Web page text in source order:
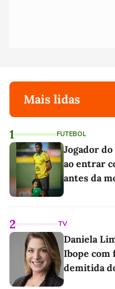
Mais lidas
1 FUTEBOL
Jogador
ao entrar
antes da
2 TV
Daniela
Ibope com
demitida